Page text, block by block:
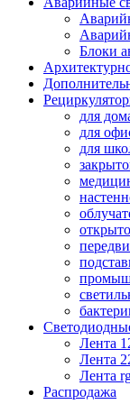
Блоки
для
для
для
Лента
Лента
Лента
Распродажа